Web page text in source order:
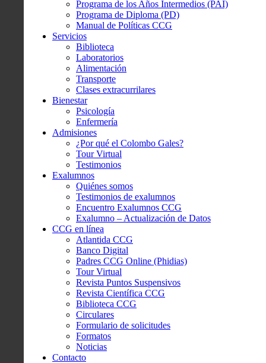
Programa de los Años Intermedios (PAI)
Programa de Diploma (PD)
Manual de Políticas CCG
Servicios
Biblioteca
Laboratorios
Alimentación
Transporte
Clases extracurrilares
Bienestar
Psicología
Enfermería
Admisiones
¿Por qué el Colombo Gales?
Tour Virtual
Testimonios
Exalumnos
Quiénes somos
Testimonios de exalumnos
Encuentro Exalumnos CCG
Exalumno – Actualización de Datos
CCG en línea
Atlantida CCG
Banco Digital
Padres CCG Online (Phidias)
Tour Virtual
Revista Puntos Suspensivos
Revista Científica CCG
Biblioteca CCG
Circulares
Formulario de solicitudes
Formatos
Noticias
Contacto